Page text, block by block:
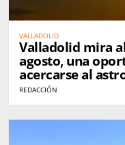
VALLADOLID
Valladolid mira
agosto, una
acercarse al
REDACCIÓN